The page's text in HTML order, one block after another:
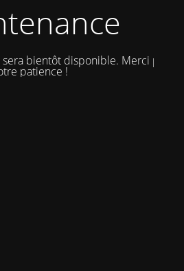
bientôt disponible. Merci pour
patience !